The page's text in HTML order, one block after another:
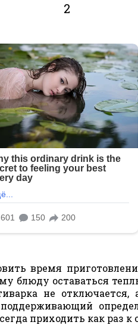
2
время
блюду оставаться
не
приходить как раз к